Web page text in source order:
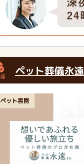
ペット葬儀永遠
ペット霊園